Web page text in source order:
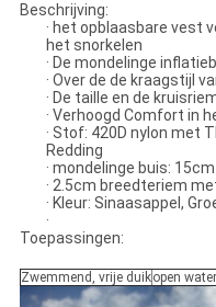
Beschrijving:
· het opblaasbare vest
het snorkelen
· De mondelinge
· Over de de kraagstijl
· De taille en de
· Verhoogd Comfort in
· Stof: 420D nylon met
Redding
· mondelinge buis:
· 2.5cm breedteriem
· Kleur: Sinaasappel,
·
Toepassingen:
Zwemmend, vrije duikopen